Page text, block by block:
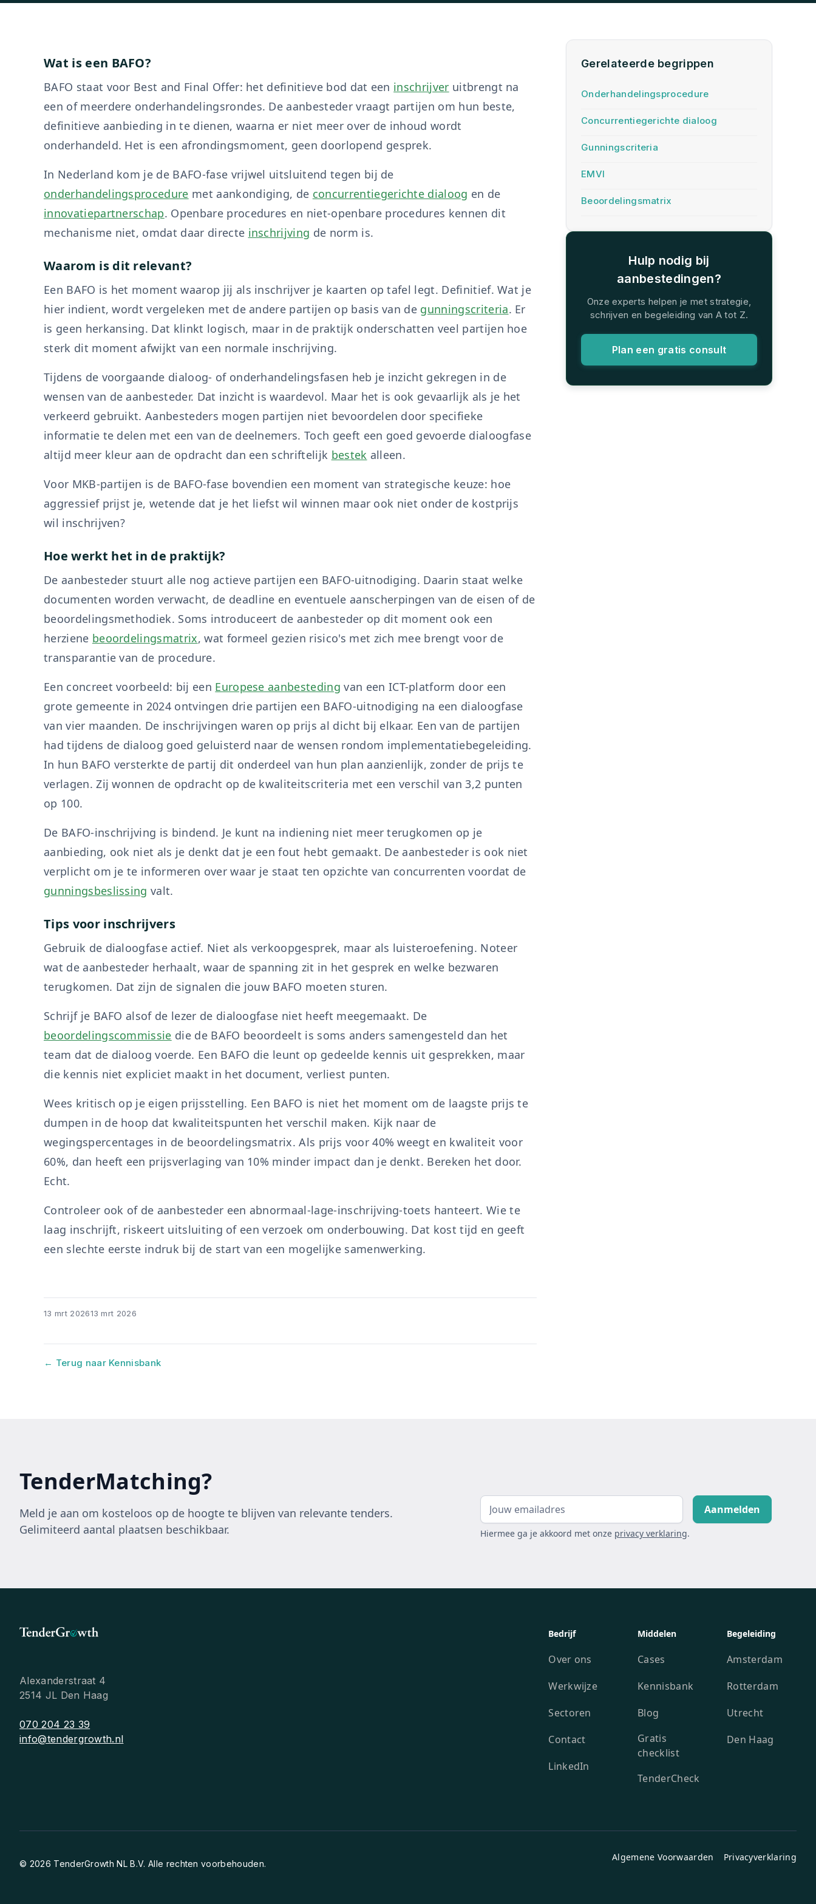
Wat is een BAFO?
BAFO staat voor Best and Final Offer: het definitieve bod dat een inschrijver uitbrengt na
een of meerdere onderhandelingsrondes. De aanbesteder vraagt partijen om hun beste,
definitieve aanbieding in te dienen, waarna er niet meer over de inhoud wordt
onderhandeld. Het is een afrondingsmoment, geen doorlopend gesprek.
In Nederland kom je de BAFO-fase vrijwel uitsluitend tegen bij de
onderhandelingsprocedure met aankondiging, de concurrentiegerichte dialoog en de
innovatiepartnerschap. Openbare procedures en niet-openbare procedures kennen dit
mechanisme niet, omdat daar directe inschrijving de norm is.
Waarom is dit relevant?
Een BAFO is het moment waarop jij als inschrijver je kaarten op tafel legt. Definitief. Wat je
hier indient, wordt vergeleken met de andere partijen op basis van de gunningscriteria. Er
is geen herkansing. Dat klinkt logisch, maar in de praktijk onderschatten veel partijen hoe
sterk dit moment afwijkt van een normale inschrijving.
Tijdens de voorgaande dialoog- of onderhandelingsfasen heb je inzicht gekregen in de
wensen van de aanbesteder. Dat inzicht is waardevol. Maar het is ook gevaarlijk als je het
verkeerd gebruikt. Aanbesteders mogen partijen niet bevoordelen door specifieke
informatie te delen met een van de deelnemers. Toch geeft een goed gevoerde dialoogfase
altijd meer kleur aan de opdracht dan een schriftelijk bestek alleen.
Voor MKB-partijen is de BAFO-fase bovendien een moment van strategische keuze: hoe
aggressief prijst je, wetende dat je het liefst wil winnen maar ook niet onder de kostprijs
wil inschrijven?
Hoe werkt het in de praktijk?
De aanbesteder stuurt alle nog actieve partijen een BAFO-uitnodiging. Daarin staat welke
documenten worden verwacht, de deadline en eventuele aanscherpingen van de eisen of de
beoordelingsmethodiek. Soms introduceert de aanbesteder op dit moment ook een
herziene beoordelingsmatrix, wat formeel gezien risico's met zich mee brengt voor de
transparantie van de procedure.
Een concreet voorbeeld: bij een Europese aanbesteding van een ICT-platform door een
grote gemeente in 2024 ontvingen drie partijen een BAFO-uitnodiging na een dialoogfase
van vier maanden. De inschrijvingen waren op prijs al dicht bij elkaar. Een van de partijen
had tijdens de dialoog goed geluisterd naar de wensen rondom implementatiebegeleiding.
In hun BAFO versterkte de partij dit onderdeel van hun plan aanzienlijk, zonder de prijs te
verlagen. Zij wonnen de opdracht op de kwaliteitscriteria met een verschil van 3,2 punten
op 100.
De BAFO-inschrijving is bindend. Je kunt na indiening niet meer terugkomen op je
aanbieding, ook niet als je denkt dat je een fout hebt gemaakt. De aanbesteder is ook niet
verplicht om je te informeren over waar je staat ten opzichte van concurrenten voordat de
gunningsbeslissing valt.
Tips voor inschrijvers
Gebruik de dialoogfase actief. Niet als verkoopgesprek, maar als luisteroefening. Noteer
wat de aanbesteder herhaalt, waar de spanning zit in het gesprek en welke bezwaren
terugkomen. Dat zijn de signalen die jouw BAFO moeten sturen.
Schrijf je BAFO alsof de lezer de dialoogfase niet heeft meegemaakt. De
beoordelingscommissie die de BAFO beoordeelt is soms anders samengesteld dan het
team dat de dialoog voerde. Een BAFO die leunt op gedeelde kennis uit gesprekken, maar
die kennis niet expliciet maakt in het document, verliest punten.
Wees kritisch op je eigen prijsstelling. Een BAFO is niet het moment om de laagste prijs te
dumpen in de hoop dat kwaliteitspunten het verschil maken. Kijk naar de
wegingspercentages in de beoordelingsmatrix. Als prijs voor 40% weegt en kwaliteit voor
60%, dan heeft een prijsverlaging van 10% minder impact dan je denkt. Bereken het door.
Echt.
Controleer ook of de aanbesteder een abnormaal-lage-inschrijving-toets hanteert. Wie te
laag inschrijft, riskeert uitsluiting of een verzoek om onderbouwing. Dat kost tijd en geeft
een slechte eerste indruk bij de start van een mogelijke samenwerking.
← Terug naar Kennisbank
13 mrt 202613 mrt 2026
Gerelateerde begrippen
Onderhandelingsprocedure
Concurrentiegerichte dialoog
Gunningscriteria
EMVI
Beoordelingsmatrix
Hulp nodig bij
aanbestedingen?
Onze experts helpen je met strategie,
schrijven en begeleiding van A tot Z.
Plan een gratis consult
TenderMatching?
Meld je aan om kosteloos op de hoogte te blijven van relevante tenders.
Gelimiteerd aantal plaatsen beschikbaar.
Hiermee ga je akkoord met onze privacy verklaring.
Alexanderstraat 4
2514 JL Den Haag
070 204 23 39
info@tendergrowth.nl
Bedrijf
Over ons
Werkwijze
Sectoren
Contact
LinkedIn
Middelen
Cases
Kennisbank
Blog
Gratis
checklist
TenderCheck
Begeleiding
Amsterdam
Rotterdam
Utrecht
Den Haag
© 2026 TenderGrowth NL B.V. Alle rechten voorbehouden.
Algemene Voorwaarden Privacyverklaring